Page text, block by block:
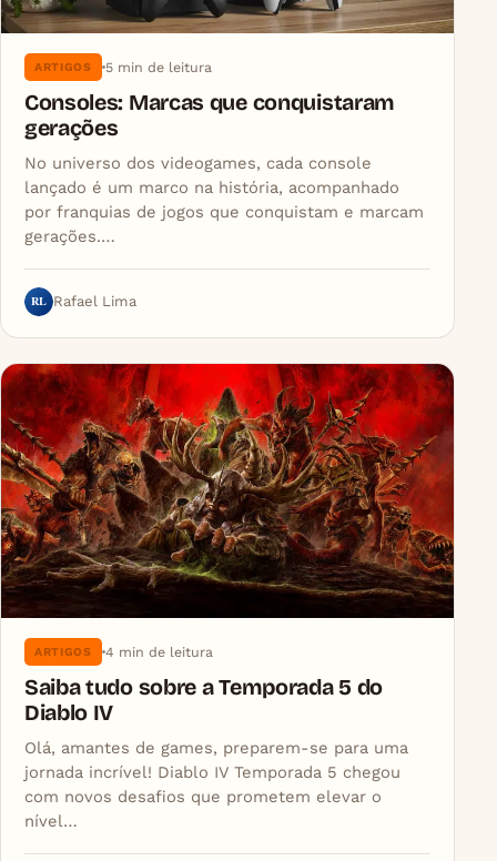
ARTIGOS 5 min de leitura
Consoles: Marcas que conquistaram
gerações
No universo dos videogames, cada console
lançado é um marco na história, acompanhado
por franquias de jogos que conquistam e marcam
gerações.…
RL Rafael Lima
ARTIGOS 4 min de leitura
Saiba tudo sobre a Temporada 5 do
Diablo IV
Olá, amantes de games, preparem-se para uma
jornada incrível! Diablo IV Temporada 5 chegou
com novos desafios que prometem elevar o
nível…